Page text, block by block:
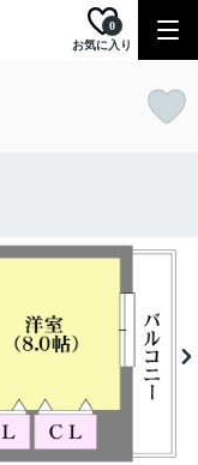
お気に入り
0